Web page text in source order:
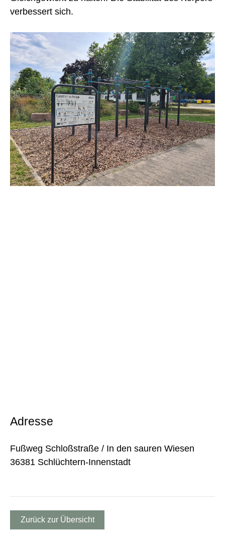
verbessert sich.
Adresse
Fußweg Schloßstraße / In den sauren Wiesen
36381 Schlüchtern-Innenstadt
Zurück zur Übersicht